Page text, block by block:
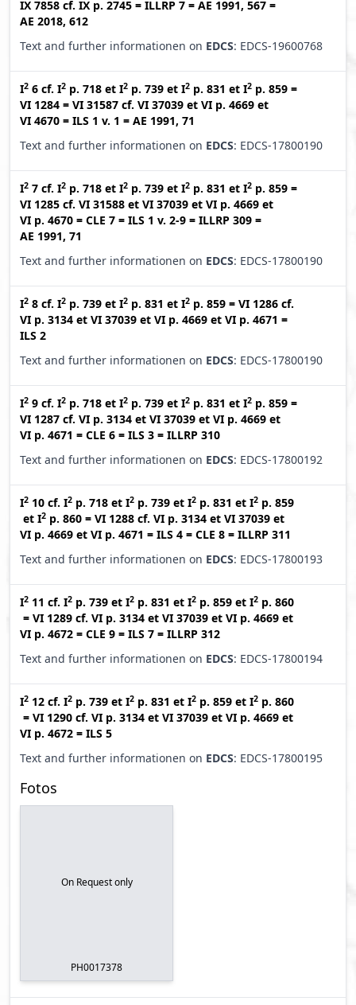
IX 7858 cf. IX p. 2745 = ILLRP 7 = AE 1991, 567 =
AE 2018, 612
Text and further informationen on EDCS: EDCS-19600768
I2 6 cf. I2 p. 718 et I2 p. 739 et I2 p. 831 et I2 p. 859 =
VI 1284 = VI 31587 cf. VI 37039 et VI p. 4669 et
VI 4670 = ILS 1 v. 1 = AE 1991, 71
Text and further informationen on EDCS: EDCS-17800190
I2 7 cf. I2 p. 718 et I2 p. 739 et I2 p. 831 et I2 p. 859 =
VI 1285 cf. VI 31588 et VI 37039 et VI p. 4669 et
VI p. 4670 = CLE 7 = ILS 1 v. 2-9 = ILLRP 309 =
AE 1991, 71
Text and further informationen on EDCS: EDCS-17800190
I2 8 cf. I2 p. 739 et I2 p. 831 et I2 p. 859 = VI 1286 cf.
VI p. 3134 et VI 37039 et VI p. 4669 et VI p. 4671 =
ILS 2
Text and further informationen on EDCS: EDCS-17800190
I2 9 cf. I2 p. 718 et I2 p. 739 et I2 p. 831 et I2 p. 859 =
VI 1287 cf. VI p. 3134 et VI 37039 et VI p. 4669 et
VI p. 4671 = CLE 6 = ILS 3 = ILLRP 310
Text and further informationen on EDCS: EDCS-17800192
I2 10 cf. I2 p. 718 et I2 p. 739 et I2 p. 831 et I2 p. 859
et I2 p. 860 = VI 1288 cf. VI p. 3134 et VI 37039 et
VI p. 4669 et VI p. 4671 = ILS 4 = CLE 8 = ILLRP 311
Text and further informationen on EDCS: EDCS-17800193
I2 11 cf. I2 p. 739 et I2 p. 831 et I2 p. 859 et I2 p. 860
= VI 1289 cf. VI p. 3134 et VI 37039 et VI p. 4669 et
VI p. 4672 = CLE 9 = ILS 7 = ILLRP 312
Text and further informationen on EDCS: EDCS-17800194
I2 12 cf. I2 p. 739 et I2 p. 831 et I2 p. 859 et I2 p. 860
= VI 1290 cf. VI p. 3134 et VI 37039 et VI p. 4669 et
VI p. 4672 = ILS 5
Text and further informationen on EDCS: EDCS-17800195
Fotos
On Request only
PH0017378